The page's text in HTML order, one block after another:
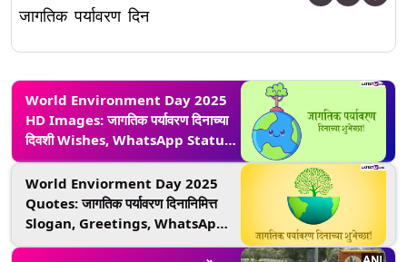
जागतिक पर्यावरण दिन
World Environment Day 2025
HD Images: जागतिक पर्यावरण दिनाच्या
दिवशी Wishes, WhatsApp Status
द्वारे द्या खास शुभेच्छा!
World Enviorment Day 2025
Quotes: जागतिक पर्यावरण दिनानिमित्त
Slogan, Greetings, WhatsApp
Status द्वारे द्या खास शुभेच्छा!